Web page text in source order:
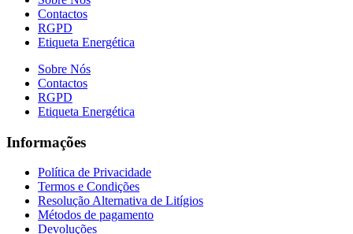
Contactos
RGPD
Etiqueta Energética
Sobre Nós
Contactos
RGPD
Etiqueta Energética
Informações
Política de Privacidade
Termos e Condições
Resolução Alternativa de Litígios
Métodos de pagamento
Devoluções